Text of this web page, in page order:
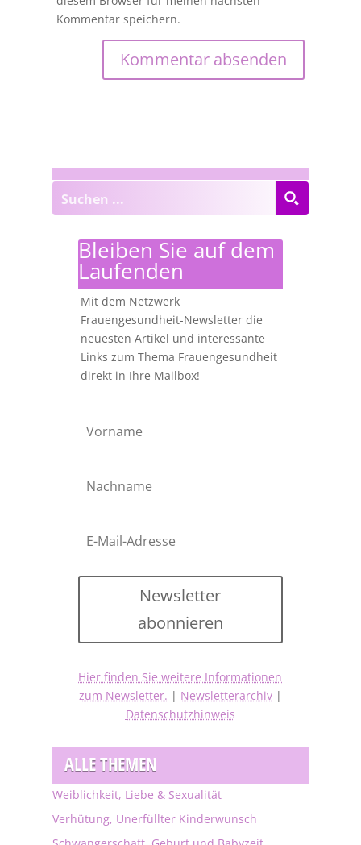
Kommentar speichern.
Bleiben Sie auf dem
Laufenden
Mit dem Netzwerk
Frauengesundheit-Newsletter die
neuesten Artikel und interessante
Links zum Thema Frauengesundheit
direkt in Ihre Mailbox!
Newsletter
abonnieren
Hier finden Sie weitere Informationen
zum Newsletter. | Newsletterarchiv|
Datenschutzhinweis
ALLE THEMEN
Weiblichkeit, Liebe & Sexualität
Verhütung, Unerfüllter Kinderwunsch